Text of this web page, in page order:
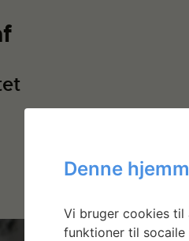
Denne
Vi bruger cookies til
funktioner til